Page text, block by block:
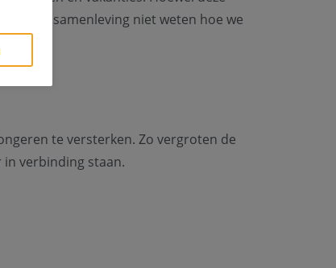
en samenleving niet weten hoe we
te versterken. Zo vergroten de
verbinding staan.